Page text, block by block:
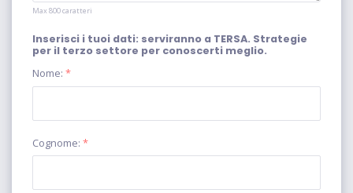
Max 800 caratteri
Inserisci i tuoi dati: serviranno a TERSA. Strategie
per il terzo settore per conoscerti meglio.
Nome: *
Cognome: *